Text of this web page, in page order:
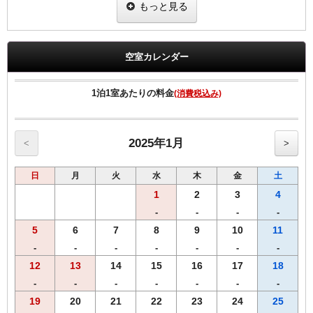
領収書は、宿泊代として一括表記されます。
飛騨の郷土料理を豊富に盛り込んだ和定食（現在和朝食のみの提供と
なります）
完備。
・ご宿泊者様専用の大浴場をご利用いただけます。
もっと見る
空室カレンダー
1泊1室あたりの料金(消費税込み)
< 2025年1月 >
日 月 火 水 木 金 土
1
-
2
-
3
-
4
-
5
-
6
-
7
-
8
-
9
-
10
-
11
-
12
-
13
-
14
-
15
-
16
-
17
-
18
-
19 20 21 22 23 24 25